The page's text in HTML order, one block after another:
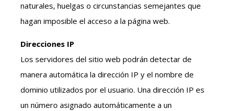
naturales, huelgas o circunstancias semejantes que
hagan imposible el acceso a la página web.
Direcciones IP
Los servidores del sitio web podrán detectar de
manera automática la dirección IP y el nombre de
dominio utilizados por el usuario. Una dirección IP es
un número asignado automáticamente a un